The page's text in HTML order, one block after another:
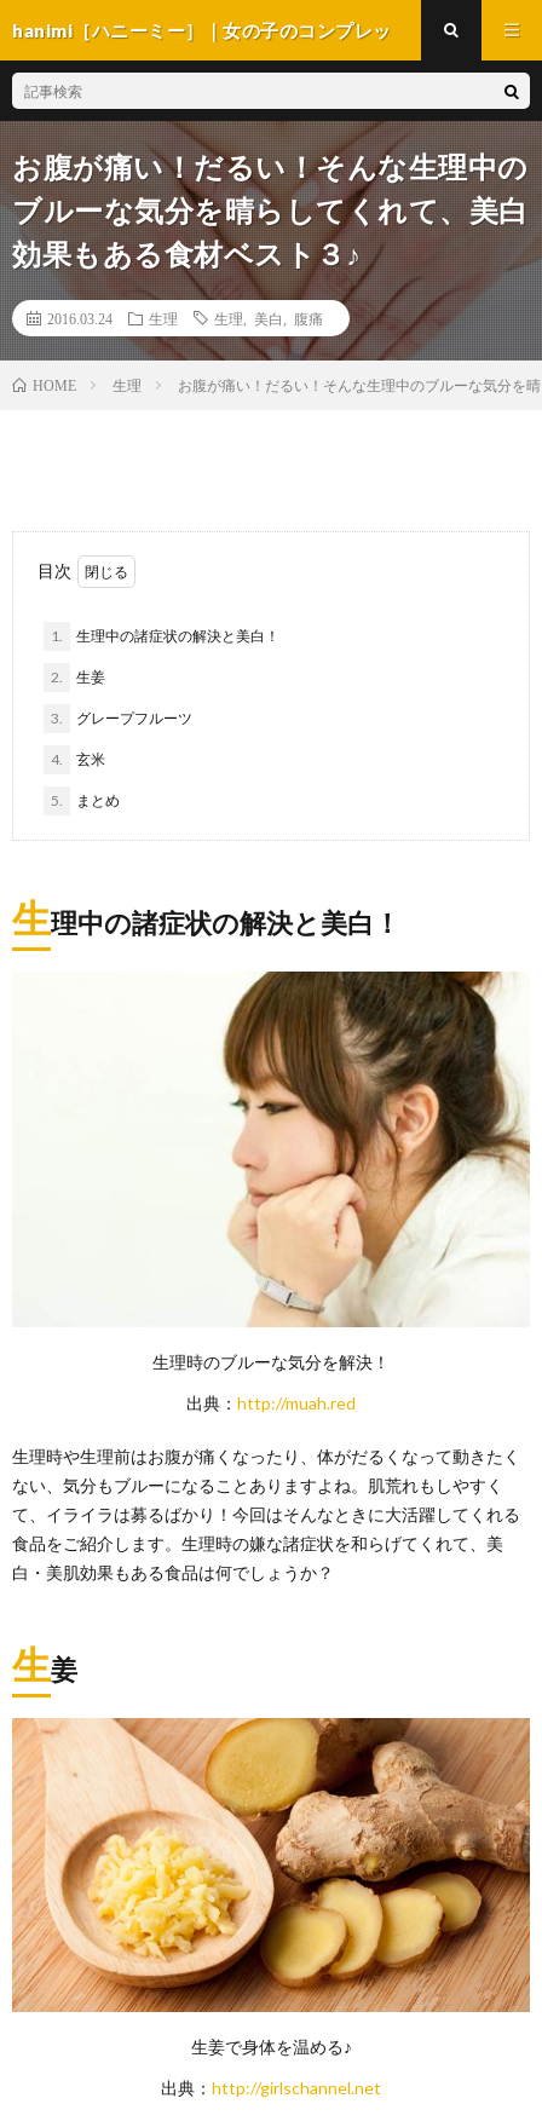
hanimi［ハニーミー］｜女の子のコンプレッ
お腹が痛い！だるい！そんな生理中の
ブルーな気分を晴らしてくれて、美白
効果もある食材ベスト３♪
2016.03.24 生理 生理 美白 腹痛
HOME 生理 お腹が痛い！だるい！そんな生理中のブルーな気分を
目次
1. 生理中の諸症状の解決と美白！
2. 生姜
3. グレープフルーツ
4. 玄米
5. まとめ
生理中の諸症状の解決と美白！
生理時のブルーな気分を解決！
出典： http://muah.red
生理時や生理前はお腹が痛くなったり、体がだるくなって動きたく
ない、気分もブルーになることありますよね。肌荒れもしやすく
て、イライラは募るばかり！今回はそんなときに大活躍してくれる
食品をご紹介します。生理時の嫌な諸症状を和らげてくれて、美
白・美肌効果もある食品は何でしょうか？
生姜
生姜で身体を温める♪
出典： http://girlschannel.net